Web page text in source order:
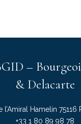
–
& Delacarte
l’Amiral Hamelin 75116
+33 1 80 89 98 78